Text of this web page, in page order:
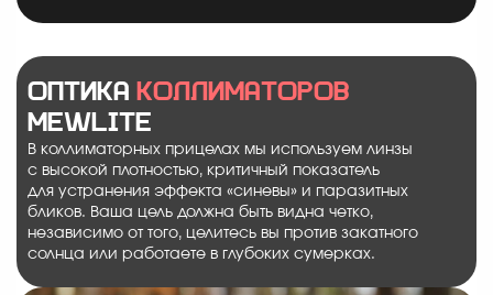
Оптика коллиматоров
MewLite
В коллиматорных прицелах мы используем линзы
с высокой плотностью, критичный показатель
для устранения эффекта «синевы» и паразитных
бликов. Ваша цель должна быть видна четко,
независимо от того, целитесь вы против закатного
солнца или работаете в глубоких сумерках.